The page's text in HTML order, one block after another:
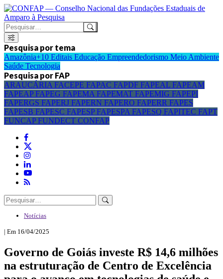
Pesquisa por tema
Amazônia+10 Editais Educação Empreendedorismo Meio Ambiente
Saúde Tecnologia
Pesquisa por FAP
ARAUCÁRIA FACEPE FAPAC FAPDF FAPEAL FAPEAM
FAPEAPFAPEG FAPEMA FAPEMAT FAPEMIG FAPEPI
FAPERGS FAPERJ FAPERN FAPERO FAPERR FAPES
FAPESB FAPESC FAPESPFAPESPA FAPESQ FAPITEC FAPT
FUNCAPFUNDECT CONFAP
Notícias
| Em 16/04/2025
Governo de Goiás investe R$ 14,6 milhões
na estruturação de Centro de Excelência